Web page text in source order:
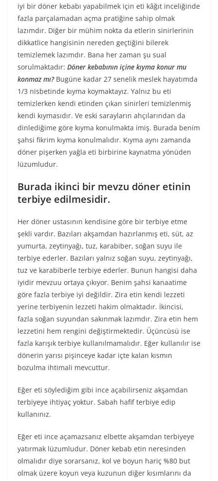
iyi bir döner kebabı yapabilmek için eti kâğıt inceliğinde
fazla parçalamadan açma pratiğine sahip olmak
lazımdır. Diğer bir mühim nokta da etlerin sinirlerinin
dikkatlice hangisinin nereden geçtiğini bilerek
temizlemek lazımdır. Bana her zaman şu sual
sorulmaktadır: Döner kebabının içine kıyma konur mu
konmaz mı?Bugüne kadar 27 senelik meslek hayatımda
1/3 nisbetinde kıyma koymaktayız. Yalnız bu eti
temizlerken kendi etinden çıkan sinirleri temizlenmiş
kendi kıymasıdır. Ve eski sarayların ahçılarından da
dinlediğime göre kıyma konulmakta imiş. Burada benim
şahsi fikrim kıyma konulmalıdır. Kıyma aynı zamanda
döner pişerken yağla eti birbirine kaynatma yönüden
lüzumludur.
Burada ikinci bir mevzu döner etinin
terbiye edilmesidir.
Her döner ustasının kendisine göre bir terbiye etme
şekli vardır. Bazıları akşamdan hazırlanmış eti, süt, az
yumurta, zeytinyağı, tuz, karabiber, soğan suyu ile
terbiye ederler. Bazıları yalnız soğan suyu, zeytinyağı,
tuz ve karabiberle terbiye ederler. Bunun hangisi daha
iyidir mevzuu ortaya çıkıyor. Benim şahsi kanaatime
göre fazla terbiye iyi değildir. Zira etin kendi lezzeti
yerine terbiyenin lezzeti hakim olmaktadır. İkincisi,
fazla soğan suyundan sakınmak lazımdır. Zira etin hem
lezzetini hem rengini değiştirmektedir. Üçüncüsü ise
fazla karışık terbiye kullanılmamalıdır. Eğer kullanılır ise
dönerin yarısı pişinceye kadar içte kalan kısmın
bozulma ihtimali mevcuttur.
Eğer eti söylediğim gibi ince açabilirseniz akşamdan
terbiyeye ihtiyaç yoktur. Sabah hafif terbiye edip
kullanınız.
Eğer eti ince açamazsanız elbette akşamdan terbiyeye
yatırmak lüzumludur. Döner kebab etin neresinden
olmalıdır diye sorarsanız, kol ve boyun hariç %80 but
olmak üzere koyun veya kuzunun diğer kısımlarını da